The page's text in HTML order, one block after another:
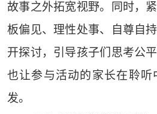
故事之外拓宽视野。同时，
板偏见、理性处事、自尊自
开探讨，引导孩子们思考公
也让参与活动的家长在聆听
发。